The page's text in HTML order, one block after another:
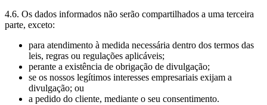
4.6. Os dados informados não serão compartilhados a uma terceira
parte, exceto:
para atendimento à medida necessária dentro dos termos das
leis, regras ou regulações aplicáveis;
perante a existência de obrigação de divulgação;
se os nossos legítimos interesses empresariais exijam a
divulgação; ou
a pedido do cliente, mediante o seu consentimento.